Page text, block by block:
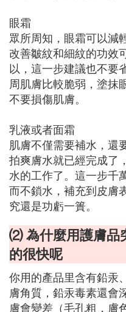
眼霜
眾所周知，眼霜可以減
改善皺紋和細紋的功效
以，這一步建議也不要
周肌膚比較脆弱，塗抹
不要損傷肌膚。
乳液或者面霜
肌膚不僅需要補水，還
拍爽膚水就已經完成了
水的工作了。這一步千
而不鎖水，補充到皮膚
究還是功虧一簣。
⑵ 為什麼用護膚品
的很快呢
你用的產品里含有鉛汞
膚角質，鉛汞毒素還會
膚會變差（毛孔粗，膚